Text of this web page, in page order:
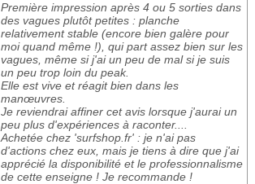
Première impression après 4 ou 5 sorties dans
des vagues plutôt petites : planche
relativement stable (encore bien galère pour
moi quand même !), qui part assez bien sur les
vagues, même si j'ai un peu de mal si je suis
un peu trop loin du peak.
Elle est vive et réagit bien dans les
manœuvres.
Je reviendrai affiner cet avis lorsque j'aurai un
peu plus d'expériences à raconter....
Achetée chez 'surfshop.fr' : je n'ai pas
d'actions chez eux, mais je tiens à dire que j'ai
apprécié la disponibilité et le professionnalisme
de cette enseigne ! Je recommande !